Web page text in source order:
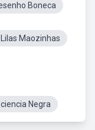
Boneca
Maozinhas
Negra